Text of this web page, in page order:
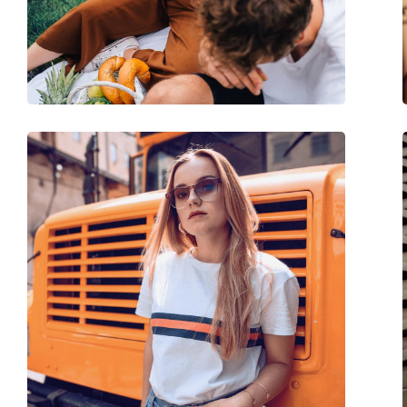
Вес:
150 г
Регулируемые носоупоры:
Да
Аксессуары
Футляр:
Да
Салфетка для чистки:
Да
Другое
Пол:
Unisex
Категория:
Солнцезащитные
Бренд:
Meller
Использование:
Модные
Код:
Suku Gold Kakao